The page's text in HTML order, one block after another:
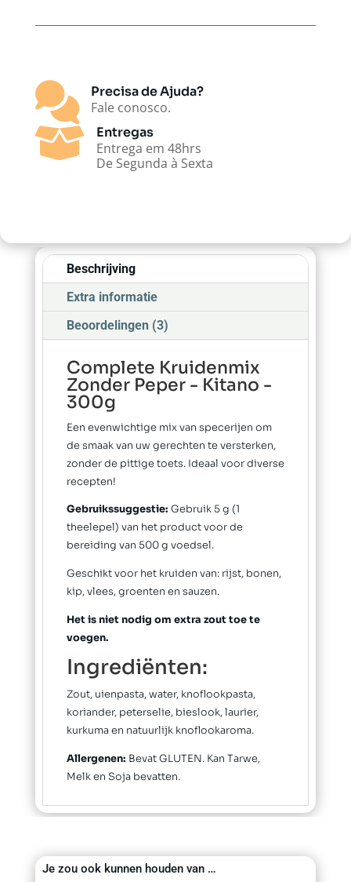
 Precisa de Ajuda?
Fale conosco.
 Entregas
Entrega em 48hrs
De Segunda à Sexta
Beschrijving
Extra informatie
Beoordelingen (3)
Complete Kruidenmix
Zonder Peper - Kitano -
300g
Een evenwichtige mix van specerijen om
de smaak van uw gerechten te versterken,
zonder de pittige toets. Ideaal voor diverse
recepten!
Gebruikssuggestie: Gebruik 5 g (1
theelepel) van het product voor de
bereiding van 500 g voedsel.
Geschikt voor het kruiden van: rijst, bonen,
kip, vlees, groenten en sauzen.
Het is niet nodig om extra zout toe te
voegen.​
Ingrediënten:
Zout, uienpasta, water, knoflookpasta,
koriander, peterselie, bieslook, laurier,
kurkuma en natuurlijk knoflookaroma.
Allergenen: Bevat GLUTEN. Kan Tarwe,
Melk en Soja bevatten.
Je zou ook kunnen houden van …